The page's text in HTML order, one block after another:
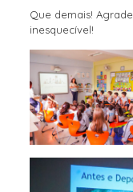
Que demais!
inesquecível!